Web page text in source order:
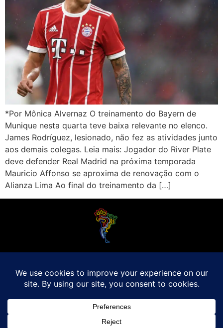
*Por Mônica Alvernaz O treinamento do Bayern de
Munique nesta quarta teve baixa relevante no elenco.
James Rodríguez, lesionado, não fez as atividades junto
aos demais colegas. Leia mais: Jogador do River Plate
deve defender Real Madrid na próxima temporada
Mauricio Affonso se aproxima de renovação com o
Alianza Lima Ao final do treinamento da […]
quer mesmo é saber de tudo, desde a final do Brasileirão até a 5a rodada do
Peruano, com a mesma seriedade e com a mesma paixão.Leia Mais
Entre em contato conosco:comercial@futebolatino.com.br